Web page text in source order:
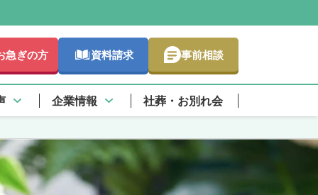
急ぎの方 資料請求 事前相談
企業情報 社葬・お別れ会